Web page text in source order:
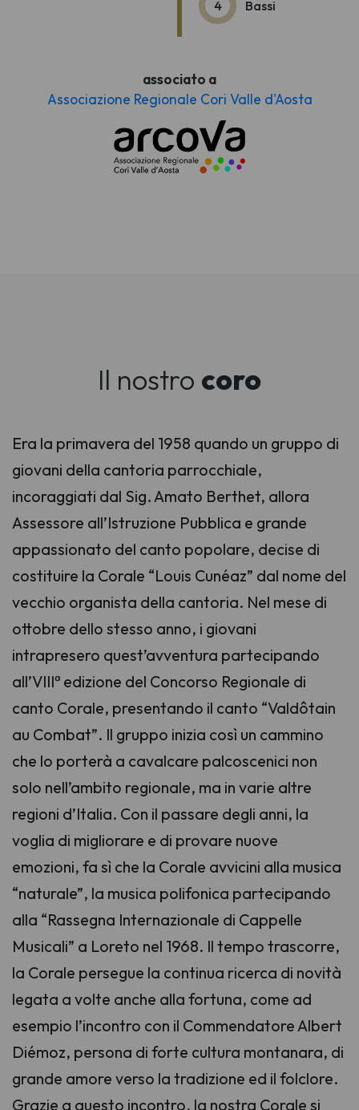
4 Bassi
associato a
Associazione Regionale Cori Valle d'Aosta
Il nostro coro
Era la primavera del 1958 quando un gruppo di
giovani della cantoria parrocchiale,
incoraggiati dal Sig. Amato Berthet, allora
Assessore all’Istruzione Pubblica e grande
appassionato del canto popolare, decise di
costituire la Corale “Louis Cunéaz” dal nome del
vecchio organista della cantoria. Nel mese di
ottobre dello stesso anno, i giovani
intrapresero quest’avventura partecipando
all’VIIIª edizione del Concorso Regionale di
canto Corale, presentando il canto “Valdôtain
au Combat”. Il gruppo inizia così un cammino
che lo porterà a cavalcare palcoscenici non
solo nell’ambito regionale, ma in varie altre
regioni d’Italia. Con il passare degli anni, la
voglia di migliorare e di provare nuove
emozioni, fa sì che la Corale avvicini alla musica
“naturale”, la musica polifonica partecipando
alla “Rassegna Internazionale di Cappelle
Musicali” a Loreto nel 1968. Il tempo trascorre,
la Corale persegue la continua ricerca di novità
legata a volte anche alla fortuna, come ad
esempio l’incontro con il Commendatore Albert
Diémoz, persona di forte cultura montanara, di
grande amore verso la tradizione ed il folclore.
Grazie a questo incontro, la nostra Corale si